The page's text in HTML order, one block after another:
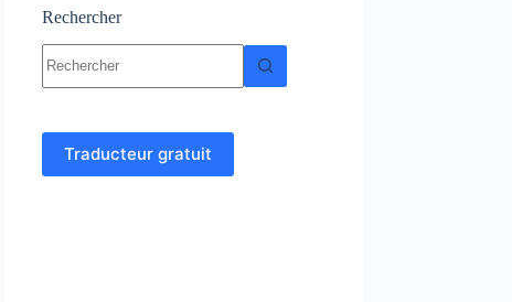
Rechercher
résultat
Traducteur gratuit